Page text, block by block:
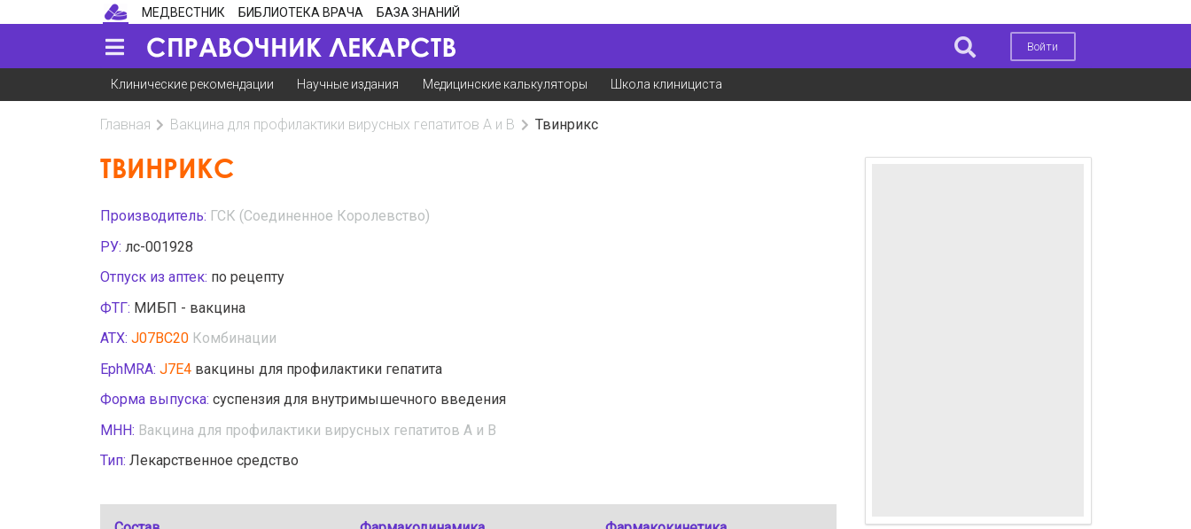
МЕДВЕСТНИК БИБЛИОТЕКА ВРАЧА БАЗА ЗНАНИЙ
Войти
Клинические рекомендации Научные издания Медицинские калькуляторы Школа клинициста
Главная Вакцина для профилактики вирусных гепатитов А и B Твинрикс
ТВИНРИКС
Производитель: ГСК (Соединенное Королевство)
РУ: лс-001928
Отпуск из аптек: по рецепту
ФТГ: МИБП - вакцина
АТХ: J07BC20 Комбинации
EphMRA: J7E4 вакцины для профилактики гепатита
Форма выпуска: суспензия для внутримышечного введения
МНН: Вакцина для профилактики вирусных гепатитов А и B
Тип: Лекарственное средство